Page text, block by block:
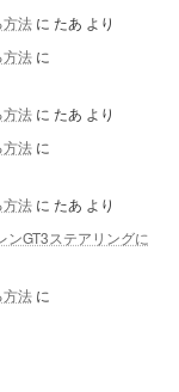
法に たあ より
法に
法に たあ より
法に
法に たあ より
ンGT3ステアリングに
法に